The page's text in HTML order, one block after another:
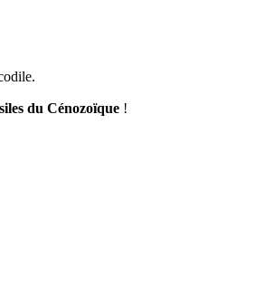
du Cénozoïque !